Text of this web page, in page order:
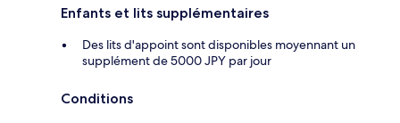
Enfants et lits supplémentaires
Des lits d'appoint sont disponibles moyennant un
supplément de 5000 JPY par jour
Conditions